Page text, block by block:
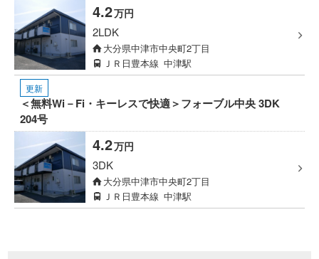
4.2万円
2LDK
大分県中津市中央町2丁目
ＪＲ日豊本線 中津駅
更新
＜無料Wi－Fi・キーレスで快適＞フォーブル中央 3DK
204号
4.2万円
3DK
大分県中津市中央町2丁目
ＪＲ日豊本線 中津駅